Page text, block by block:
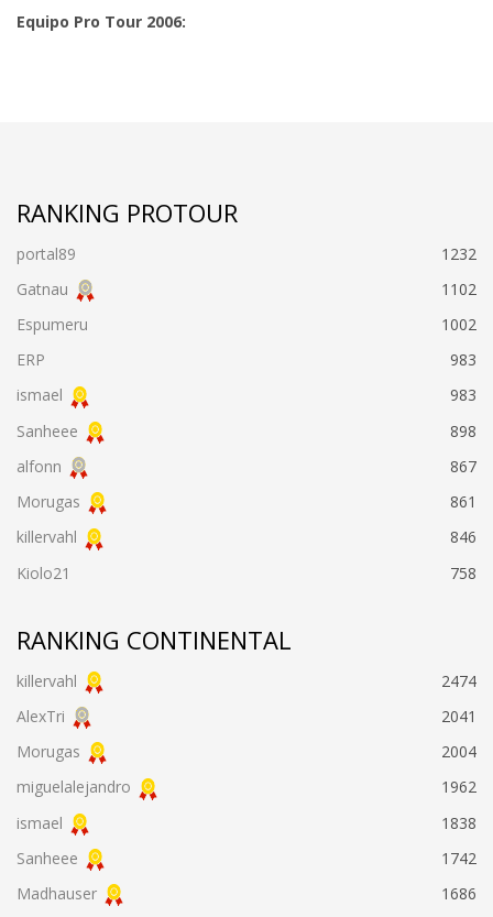
Equipo Pro Tour 2006:
RANKING PROTOUR
portal89
1232
Gatnau
1102
Espumeru
1002
ERP
983
ismael
983
Sanheee
898
alfonn
867
Morugas
861
killervahl
846
Kiolo21
758
RANKING CONTINENTAL
killervahl
2474
AlexTri
2041
Morugas
2004
miguelalejandro
1962
ismael
1838
Sanheee
1742
Madhauser
1686